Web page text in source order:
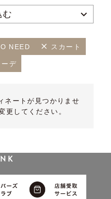
む
NEED スカート
デ
ネートが見つかりませ
更してください。